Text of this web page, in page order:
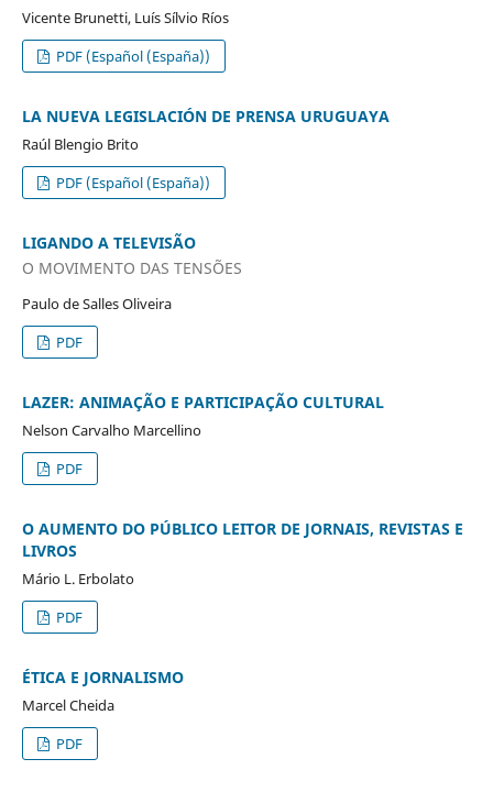
Vicente Brunetti, Luís Sílvio Ríos
PDF (Español (España))
LA NUEVA LEGISLACIÓN DE PRENSA URUGUAYA
Raúl Blengio Brito
PDF (Español (España))
LIGANDO A TELEVISÃO
O MOVIMENTO DAS TENSÕES
Paulo de Salles Oliveira
PDF
LAZER: ANIMAÇÃO E PARTICIPAÇÃO CULTURAL
Nelson Carvalho Marcellino
PDF
O AUMENTO DO PÚBLICO LEITOR DE JORNAIS, REVISTAS E
LIVROS
Mário L. Erbolato
PDF
ÉTICA E JORNALISMO
Marcel Cheida
PDF